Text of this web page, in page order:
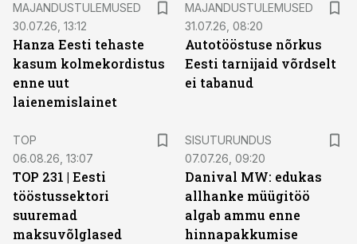
MAJANDUSTULEMUSED
30.07.26, 13:12
Hanza Eesti tehaste
kasum kolmekordistus
enne uut
laienemislainet
MAJANDUSTULEMUSED
31.07.26, 08:20
Autotööstuse nõrkus
Eesti tarnijaid võrdselt
ei tabanud
TOP
06.08.26, 13:07
TOP 231 | Eesti
tööstussektori
suuremad
maksuvõlglased
SISUTURUNDUS
07.07.26, 09:20
Danival MW: edukas
allhanke müügitöö
algab ammu enne
hinnapakkumise